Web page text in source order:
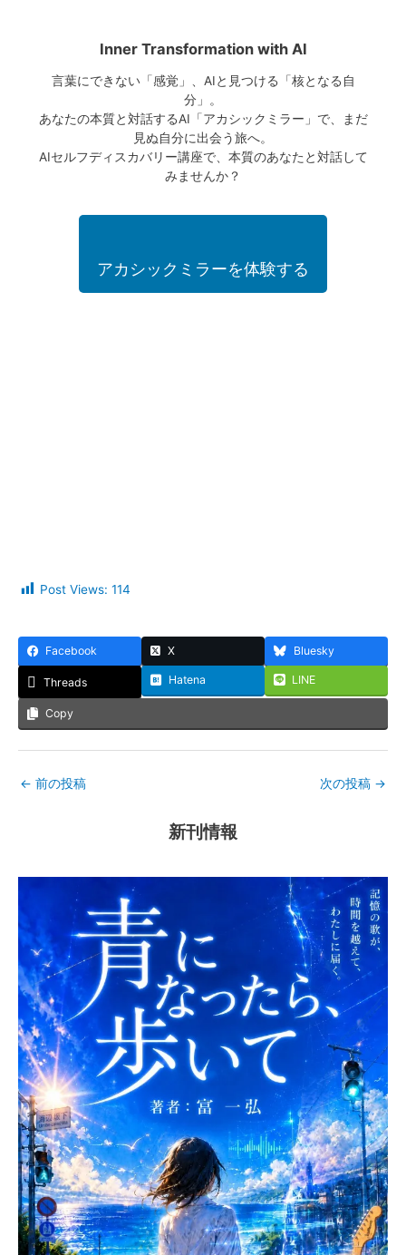
Inner Transformation with AI
言葉にできない「感覚」、AIと見つける「核となる自
分」。
あなたの本質と対話するAI「アカシックミラー」で、まだ
見ぬ自分に出会う旅へ。
AIセルフディスカバリー講座で、本質のあなたと対話して
みませんか？
アカシックミラーを体験する
Post Views: 114
Facebook X Bluesky
Threads Hatena LINE
Copy
← 前の投稿 次の投稿 →
新刊情報